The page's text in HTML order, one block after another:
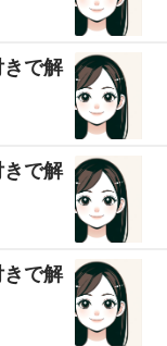
きで解
きで解
きで解